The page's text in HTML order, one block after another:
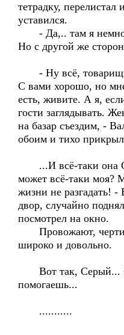
тетрадку, перелистал
уставился.
- Да,.. там я
Но с другой же
- Ну всё,
С вами хорошо, но
есть, живите. А я,
гости заглядывать.
на базар съездим, -
обоим и тихо прикрыл
...И всё-таки она
может всё-таки моя?
жизни не разгадать! -
двор, случайно
посмотрел на окно.
Провожают,
широко и довольно.
Вот так, Серый...
помогаешь...
...........